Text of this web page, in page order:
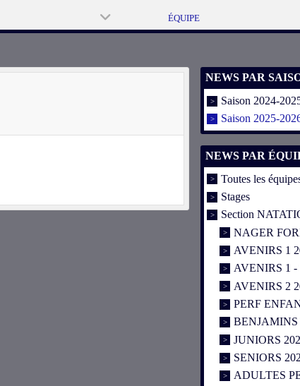
ÉQUIPE
NEWS PAR
Saison 2024-
Saison 2025-
NEWS PAR
Toutes les
Stages
Section
NAGER
AVENIRS 1
AVENIRS 1 -
AVENIRS 2
PERF
BENJAMINS
JUNIORS
SENIORS
ADULTES